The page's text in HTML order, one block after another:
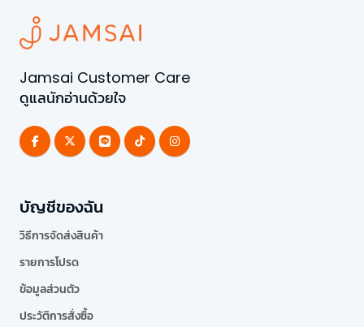
Jamsai Customer Care
ดูแลนักอ่านด้วยใจ
บัญชีของฉัน
วิธีการจัดส่งสินค้า
รายการโปรด
ข้อมูลส่วนตัว
ประวัติการสั่งซื้อ